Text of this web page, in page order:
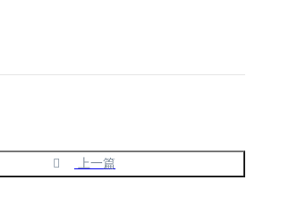
上一篇